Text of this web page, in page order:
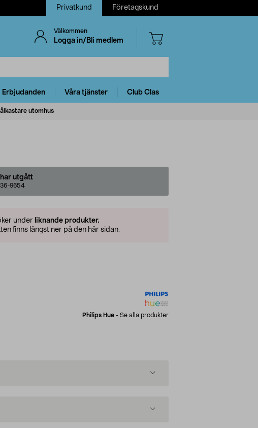
Privatkund Företagskund
Välkommen
Logga in/Bli medlem
Erbjudanden Våra tjänster Club Clas
utomhus
utgått
36-9654
under liknande produkter.
finns längst ner på den här sidan.
Philips Hue - Se alla produkter